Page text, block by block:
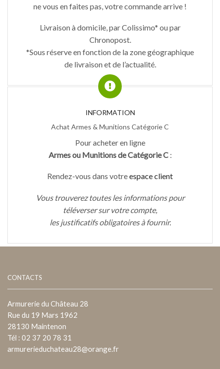
ne vous en faites pas, votre commande arrive !
Livraison à domicile, par Colissimo* ou par
Chronopost.
*Sous réserve en fonction de la zone géographique
de livraison et de l’actualité.
INFORMATION
Achat Armes & Munitions Catégorie C
Pour acheter en ligne
Armes ou Munitions de Catégorie C:
Rendez-vous dans votreespace client
Vous trouverez toutes les informations pour
téléverser sur votre compte,
les justificatifs obligatoires à fournir.
CONTACTS
Armurerie du Château 28
Rue du 19 Mars 1962
28130 Maintenon
Tél : 02 37 20 78 31
armurerieduchateau28@orange.fr